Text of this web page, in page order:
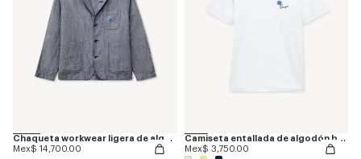
Chaqueta workwear ligera de algodón y lino 'KENZO Tulip'
Mex$ 14,700.00
Camiseta entallada de algodón bordada 'KENZO Tulip'
Mex$ 3,750.00